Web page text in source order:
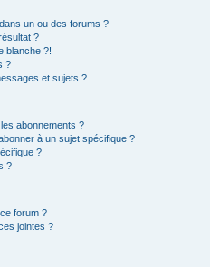
un ou des forums ?
?
blanche ?!
?
et sujets ?
abonnements ?
à un sujet spécifique ?
?
?
forum ?
jointes ?